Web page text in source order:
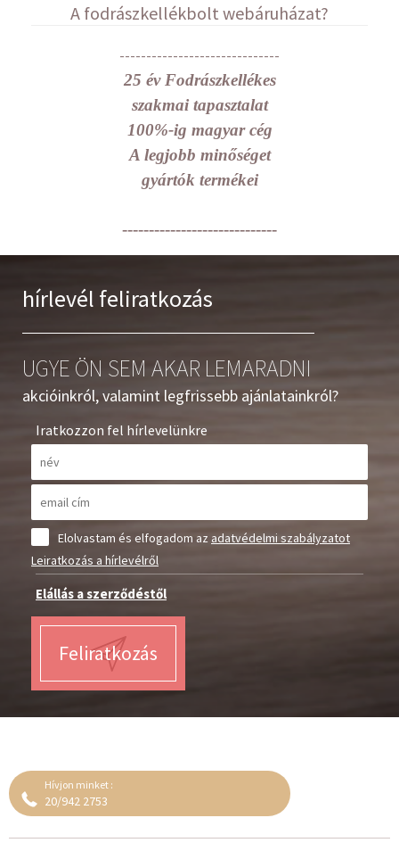
A fodrászkellékbolt webáruházat?
------------------------------
25 év Fodrászkellékes
szakmai tapasztalat
100%-ig magyar cég
A legjobb minőséget
gyártók termékei
-----------------------------
hírlevél feliratkozás
UGYE ÖN SEM AKAR LEMARADNI
akcióinkról, valamint legfrissebb ajánlatainkról?
Iratkozzon fel hírlevelünkre
Elolvastam és elfogadom azadatvédelmi szabályzatot
Leiratkozás a hírlevélről
Elállás a szerződéstől
Feliratkozás
Hívjon minket :
20/942 2753